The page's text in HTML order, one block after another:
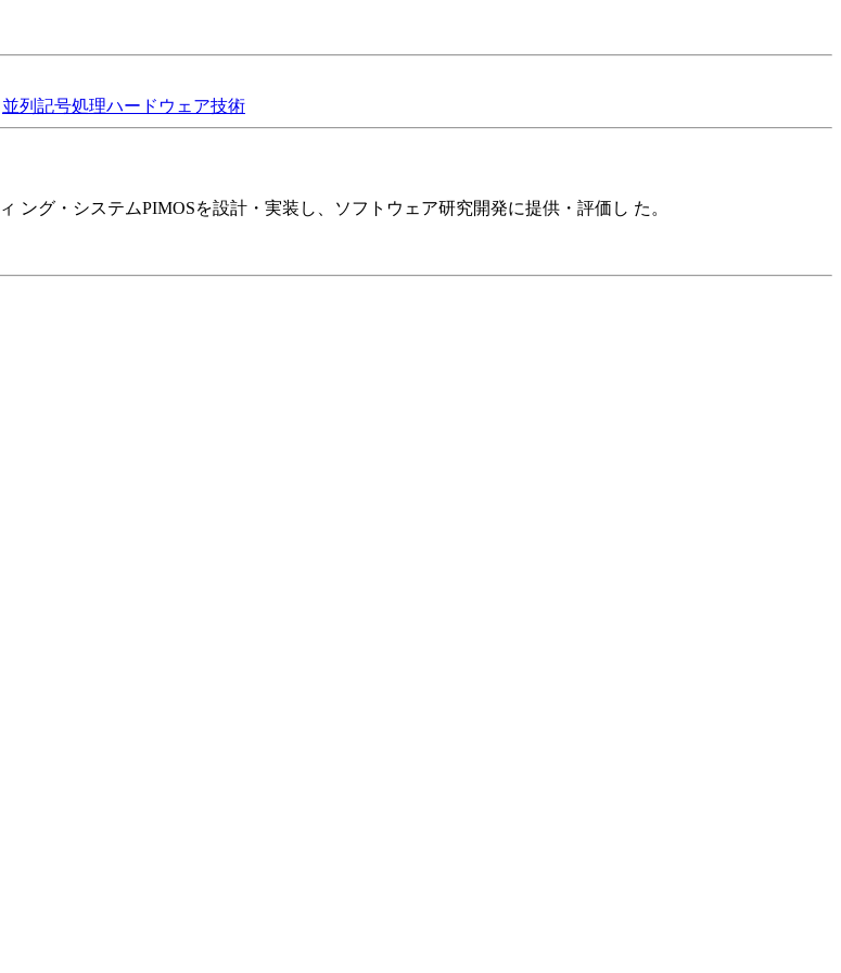
並列記号処理ハードウェア技術
グ・システムPIMOSを設計・実装し、ソフトウェア研究開発に提供・評価し た。